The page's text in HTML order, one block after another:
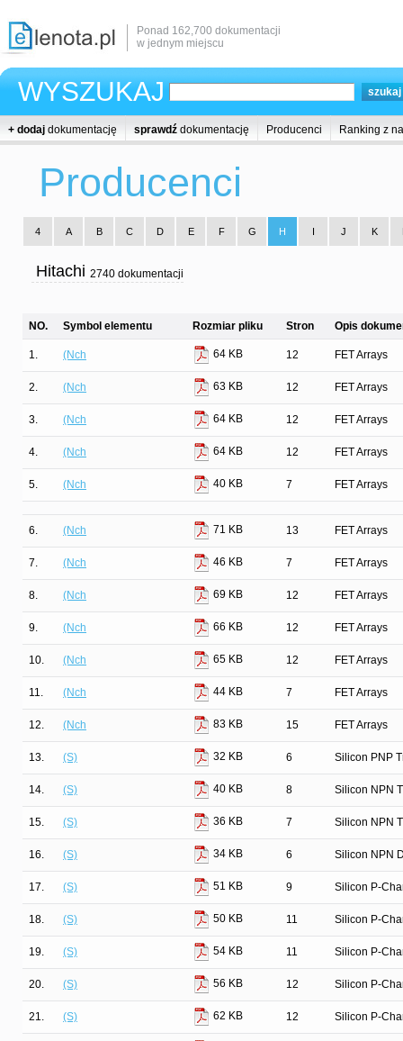
Ponad 162,700 dokumentacji
w jednym miejscu
WYSZUKAJ
+ dodaj dokumentację sprawdź dokumentację Producenci Ranking z
Producenci
4 A B C D E F G H I J K
Hitachi 2740 dokumentacji
NO. Symbol elementu Rozmiar pliku Stron Opis
1. (Nch 64 KB 12 FET Arrays
2. (Nch 63 KB 12 FET Arrays
3. (Nch 64 KB 12 FET Arrays
4. (Nch 64 KB 12 FET Arrays
5. (Nch 40 KB 7 FET Arrays
6. (Nch 71 KB 13 FET Arrays
7. (Nch 46 KB 7 FET Arrays
8. (Nch 69 KB 12 FET Arrays
9. (Nch 66 KB 12 FET Arrays
10. (Nch 65 KB 12 FET Arrays
11. (Nch 44 KB 7 FET Arrays
12. (Nch 83 KB 15 FET Arrays
13. (S) 32 KB 6 Silicon PNP
14. (S) 40 KB 8 Silicon NPN
15. (S) 36 KB 7 Silicon NPN
16. (S) 34 KB 6 Silicon NPN
17. (S) 51 KB 9 Silicon P-
18. (S) 50 KB 11 Silicon P-
19. (S) 54 KB 11 Silicon P-
20. (S) 56 KB 12 Silicon P-
21. (S) 62 KB 12 Silicon P-